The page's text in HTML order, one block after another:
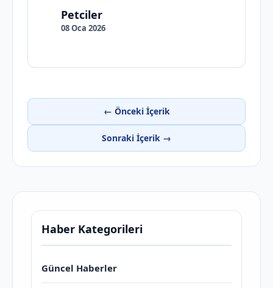
Petciler
08 Oca 2026
← Önceki İçerik
Sonraki İçerik →
Haber Kategorileri
Güncel Haberler